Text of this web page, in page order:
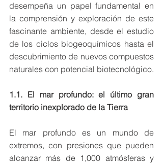
desempeña un papel fundamental en
la comprensión y exploración de este
fascinante ambiente, desde el estudio
de los ciclos biogeoquímicos hasta el
descubrimiento de nuevos compuestos
naturales con potencial biotecnológico.
1.1. El mar profundo: el último gran
territorio inexplorado de la Tierra
El mar profundo es un mundo de
extremos, con presiones que pueden
alcanzar más de 1,000 atmósferas y